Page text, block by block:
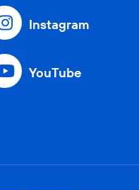
Instagram
YouTube